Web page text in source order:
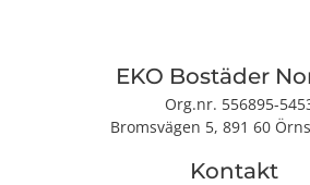
EKO Bostäder
Org.nr. 556895-
Bromsvägen 5, 891 60
Kontakt